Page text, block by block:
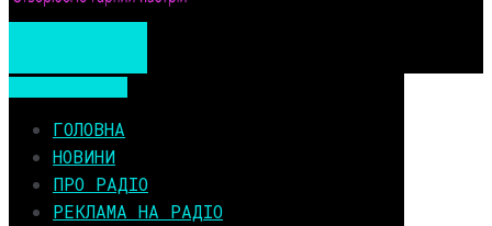
ГОЛОВНА
НОВИНИ
ПРО РАДІО
РЕКЛАМА НА РАДІО